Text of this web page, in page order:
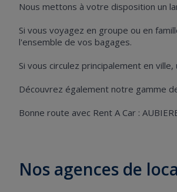
Nous mettons à votre disposition un
Si vous voyagez en groupe ou en
l'ensemble de vos bagages.
Si vous circulez principalement en
Découvrez également notre gamme
Bonne route avec Rent A Car :
Nos agences de